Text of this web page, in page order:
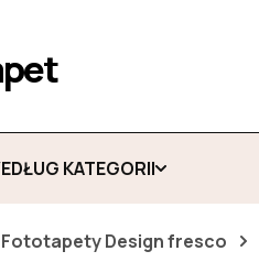
KATEGORII
Fototapety Design fresco